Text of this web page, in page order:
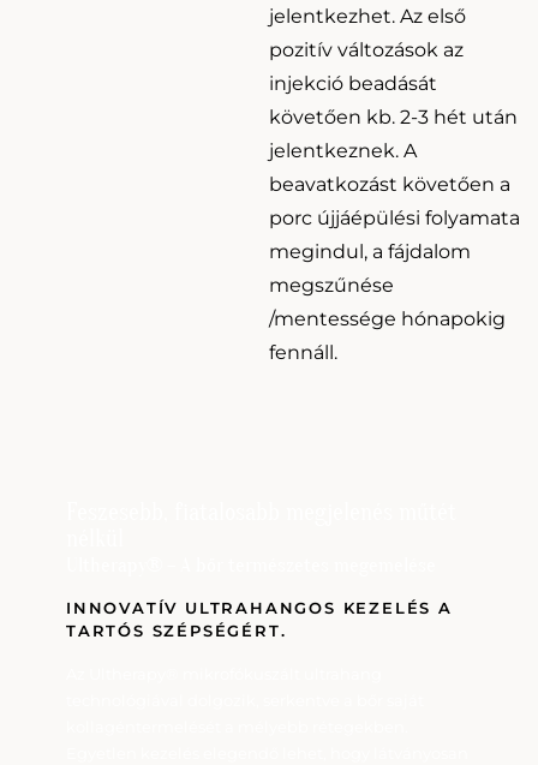
jelentkezhet. Az első
pozitív változások az
injekció beadását
követően kb. 2-3 hét után
jelentkeznek. A
beavatkozást követően a
porc újjáépülési folyamata
megindul, a fájdalom
megszűnése
/mentessége hónapokig
fennáll.
INNOVATÍV ULTRAHANGOS KEZELÉS A
TARTÓS SZÉPSÉGÉRT.